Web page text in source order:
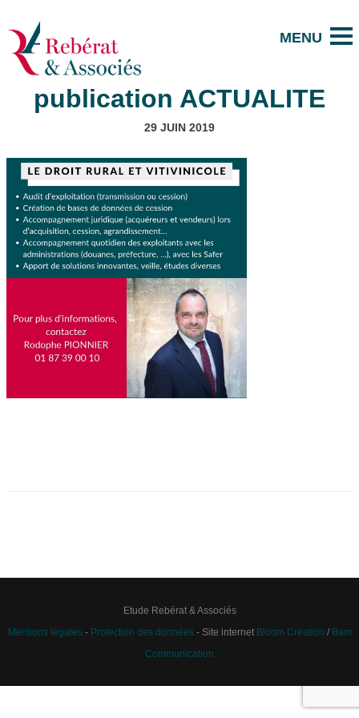
publication ACTUALITE
29 JUIN 2019
Etude Rebérat & Associés
Mentions légales- Protection des données- Site internet Bloom Création / Bam
Communication